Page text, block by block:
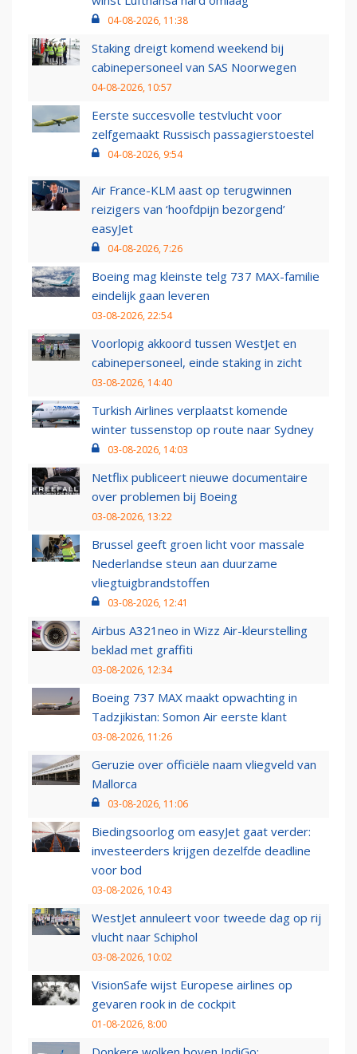
04-08-2026, 11:38
Staking dreigt komend weekend bij
cabinepersoneel van SAS Noorwegen
04-08-2026, 10:57
Eerste succesvolle testvlucht voor
zelfgemaakt Russisch passagierstoestel
04-08-2026, 9:54
Air France-KLM aast op terugwinnen
reizigers van ‘hoofdpijn bezorgend’
easyJet
04-08-2026, 7:26
Boeing mag kleinste telg 737 MAX-familie
eindelijk gaan leveren
03-08-2026, 22:54
Voorlopig akkoord tussen WestJet en
cabinepersoneel, einde staking in zicht
03-08-2026, 14:40
Turkish Airlines verplaatst komende
winter tussenstop op route naar Sydney
03-08-2026, 14:03
Netflix publiceert nieuwe documentaire
over problemen bij Boeing
03-08-2026, 13:22
Brussel geeft groen licht voor massale
Nederlandse steun aan duurzame
vliegtuigbrandstoffen
03-08-2026, 12:41
Airbus A321neo in Wizz Air-kleurstelling
beklad met graffiti
03-08-2026, 12:34
Boeing 737 MAX maakt opwachting in
Tadzjikistan: Somon Air eerste klant
03-08-2026, 11:26
Geruzie over officiële naam vliegveld van
Mallorca
03-08-2026, 11:06
Biedingsoorlog om easyJet gaat verder:
investeerders krijgen dezelfde deadline
voor bod
03-08-2026, 10:43
WestJet annuleert voor tweede dag op rij
vlucht naar Schiphol
03-08-2026, 10:02
VisionSafe wijst Europese airlines op
gevaren rook in de cockpit
01-08-2026, 8:00